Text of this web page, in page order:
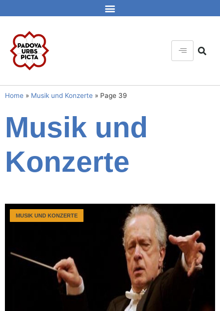
Home » Musik und Konzerte » Page 39
Musik und
Konzerte
MUSIK UND KONZERTE